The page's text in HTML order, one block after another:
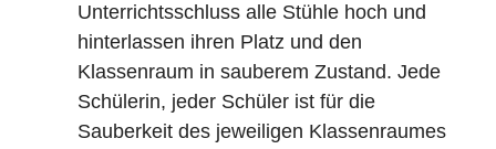
Unterrichtsschluss alle Stühle hoch und
hinterlassen ihren Platz und den
Klassenraum in sauberem Zustand. Jede
Schülerin, jeder Schüler ist für die
Sauberkeit des jeweiligen Klassenraumes